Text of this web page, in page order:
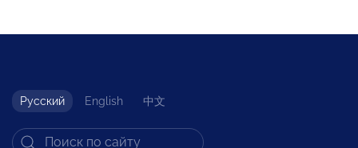
Русский English 中文